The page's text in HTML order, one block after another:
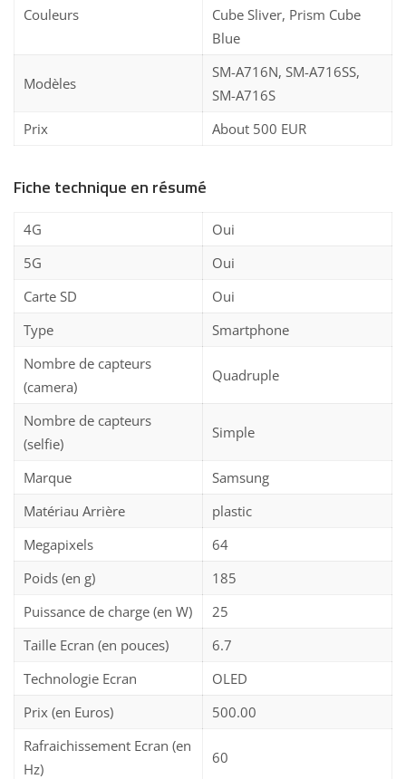
Couleurs
Cube Sliver, Prism Cube
Blue
Modèles
SM-A716N, SM-A716SS,
SM-A716S
Prix
About 500 EUR
Fiche technique en résumé
4G
Oui
5G
Oui
Carte SD
Oui
Type
Smartphone
Nombre de capteurs
(camera)
Quadruple
Nombre de capteurs
(selfie)
Simple
Marque
Samsung
Matériau Arrière
plastic
Megapixels
64
Poids (en g)
185
Puissance de charge (en W)
25
Taille Ecran (en pouces)
6.7
Technologie Ecran
OLED
Prix (en Euros)
500.00
Rafraichissement Ecran (en
Hz)
60